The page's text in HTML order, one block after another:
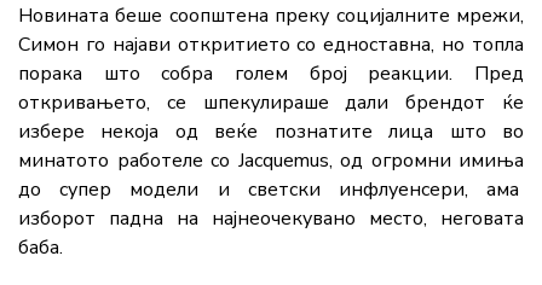
Новината беше соопштена преку социјалните мрежи,
Симон го најави откритието со едноставна, но топла
порака што собра голем број реакции. Пред
откривањето, се шпекулираше дали брендот ќе
избере некоја од веќе познатите лица што во
минатото работеле со Jacquemus, од огромни имиња
до супер модели и светски инфлуенсери, ама
изборот падна на најнеочекувано место, неговата
баба.